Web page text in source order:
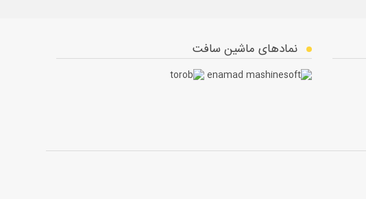
نمادهای ماشین سافت